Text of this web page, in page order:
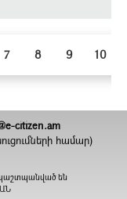
7 8 9 10
citizen.am
համար)
են